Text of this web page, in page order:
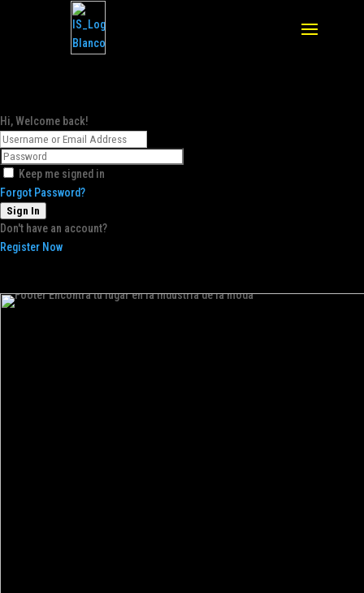
Hi, Welcome back!
Keep me signed in
Forgot Password?
Sign In
Don't have an account?
Register Now